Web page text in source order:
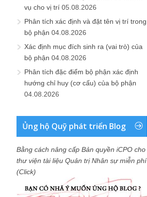
vụ cho vị trí 05.08.2026
Phân tích xác định và đặt tên vị trí trong
bộ phận 04.08.2026
Xác định mục đích sinh ra (vai trò) của
bộ phận 04.08.2026
Phân tích đặc điểm bộ phận xác định
hướng chỉ huy (cơ cấu) của bộ phận
04.08.2026
Ủng hộ Quỹ phát triển Blog
Bằng cách nâng cấp Bản quyền iCPO cho
thư viện tài liệu Quản trị Nhân sự miễn phí
(Click)